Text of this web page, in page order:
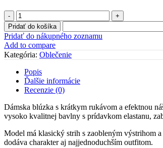
was:
10€.
is:
7€.
množstvo
Dámska
bavlnená
blúzka
s
krátkym
rukávom
a
nášivkou
perličkami
biela
Pridať do košíka
Pridať do nákupného zoznamu
Add to compare
Kategória: Oblečenie
Popis
Ďalšie informácie
Recenzie (0)
Dámska blúzka s krátkym rukávom a efektnou
vysoko kvalitnej bavlny s prídavkom elastanu,
Model má klasický strih s zaobleným výstrihom
dodáva charakter aj najjednoduchším outfitom.